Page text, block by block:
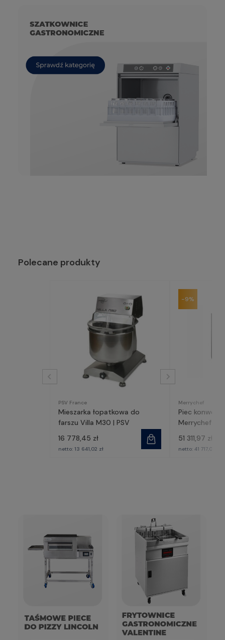
Polecane produkty
PSV France
Mieszarka łopatkowa do
farszu Villa M30 | PSV
16 778,45 zł
netto: 13 641,02 zł
Merrychef
Piec
Merrychef
51 311,97 zł
netto: 41 717,05 zł
-9%